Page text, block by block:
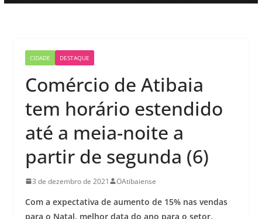
CIDADE DESTAQUE
Comércio de Atibaia
tem horário estendido
até a meia-noite a
partir de segunda (6)
3 de dezembro de 2021 OAtibaiense
Com a expectativa de aumento de 15% nas vendas
para o Natal, melhor data do ano para o setor,